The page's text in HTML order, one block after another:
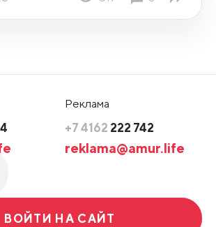
Реклама
+7 4162 222 742
reklama@amur.life
ВОЙТИ НА САЙТ